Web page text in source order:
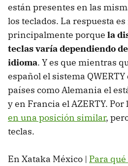
están presentes en las
los teclados. La respuesta es
principalmente porque la
teclas varía dependiendo
idioma. Y es que mientras
español el sistema QWERTY
países como Alemania el
y en Francia el AZERTY. Por
en una posición similar,
teclas.
En Xataka México | Para